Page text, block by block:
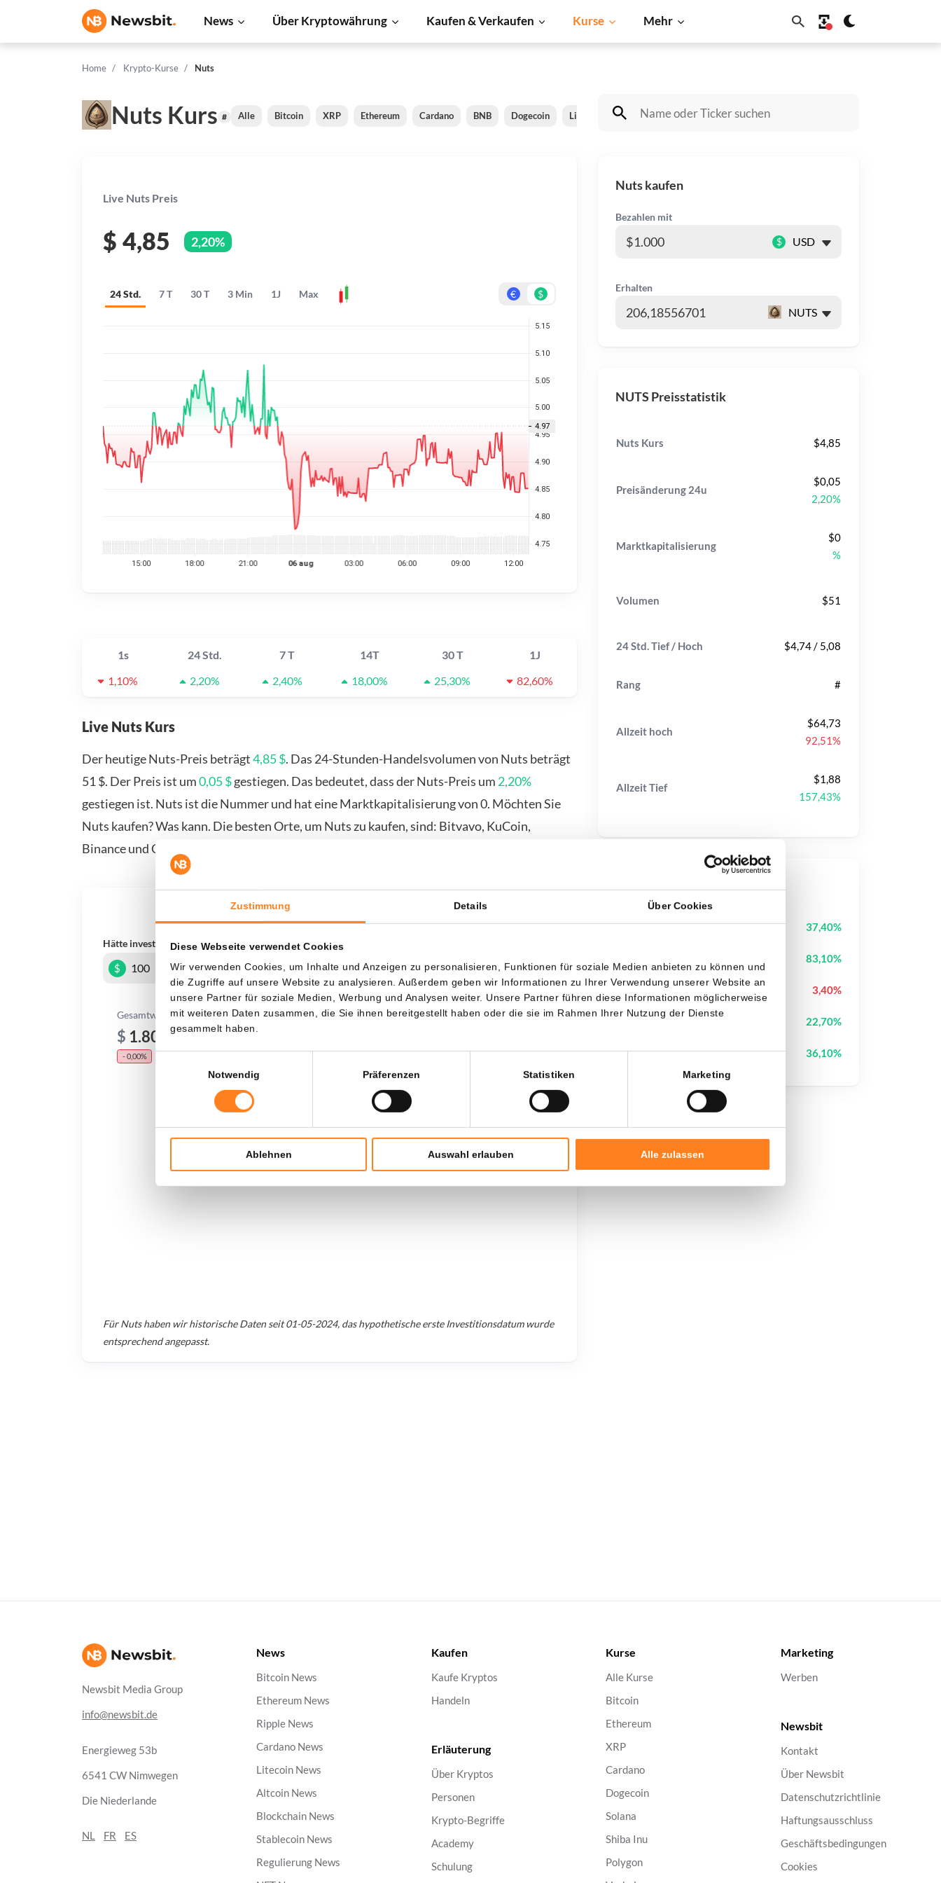
Zustimmung Details Über Cookies
Diese Webseite verwendet Cookies
Wir verwenden Cookies, um Inhalte und Anzeigen zu personalisieren, Funktionen für soziale Medien anbieten zu können und
die Zugriffe auf unsere Website zu analysieren. Außerdem geben wir Informationen zu Ihrer Verwendung unserer Website an
unsere Partner für soziale Medien, Werbung und Analysen weiter. Unsere Partner führen diese Informationen möglicherweise
mit weiteren Daten zusammen, die Sie ihnen bereitgestellt haben oder die sie im Rahmen Ihrer Nutzung der Dienste
gesammelt haben.
Notwendig
Präferenzen Statistiken Marketing
Ablehnen Auswahl erlauben Alle zulassen
News Über Kryptowährung Kaufen & Verkaufen Kurse Mehr
Home Krypto-Kurse Nuts
Nuts Kurs # Alle Bitcoin XRP Ethereum Cardano BNB Dogecoin Litecoin Shiba Inu Solana
Live Nuts Preis
$ 4,85 2,20%
24 Std. 7 T 30 T 3 Min 1J Max € $
1s 24 Std. 7 T 14T 30 T
1J
1,10%
2,20% 2,40% 18,00% 25,30% 82,60%
Live Nuts Kurs
Der heutige Nuts-Preis beträgt4,85 $. Das 24-Stunden-Handelsvolumen von Nuts beträgt
51 $. Der Preis ist um0,05 $gestiegen. Das bedeutet, dass der Nuts-Preis um 2,20%
gestiegen ist. Nuts ist die Nummer und hat eine Marktkapitalisierung von 0. Möchten Sie
Nuts kaufen? Was kann. Die besten Orte, um Nuts zu kaufen, sind: Bitvavo, KuCoin,
Binance und Coinbase. Weitere Anbieter finden Sie auf unserer Kauf-/Verkaufsseite.
Was, wenn ich...?
Hätte investiert In Jede
$
Gesamtwert
$ 1.805,54
- 0,00%
Gesamtinvestition
FürNutshaben wir historische Daten seit01-05-2024, das hypothetische erste Investitionsdatum wurde
entsprechend angepasst.
Nuts kaufen
Bezahlen mit
$
Erhalten
NUTS Preisstatistik
Nuts Kurs $4,85
Preisänderung 24u
$0,05
2,20%
Marktkapitalisierung
$0
%
Volumen $51
24 Std. Tief / Hoch $4,74 / 5,08
Rang #
Allzeit hoch
$64,73
92,51%
AllzeitTief
$1,88
157,43%
Top-Kurse
Cash Cat CASHCAT 37,40%
83,10%
Hyperliquid HYPE 3,40%
22,70%
OVERTAKE TAKE 36,10%
Newsbit Media Group
info@newsbit.de
Energieweg 53b
6541 CW Nimwegen
Die Niederlande
NL FR ES
News
Bitcoin News
Ethereum News
Ripple News
Cardano News
Litecoin News
Altcoin News
Blockchain News
Stablecoin News
Regulierung News
Kaufen
Kaufe Kryptos
Handeln
Erläuterung
Über Kryptos
Personen
Krypto-Begriffe
Academy
Schulung
Kurse
Alle Kurse
Bitcoin
Ethereum
XRP
Cardano
Dogecoin
Solana
Shiba Inu
Polygon
Marketing
Werben
Newsbit
Kontakt
Über Newsbit
Datenschutzrichtlinie
Haftungsausschluss
Geschäftsbedingungen
Cookies